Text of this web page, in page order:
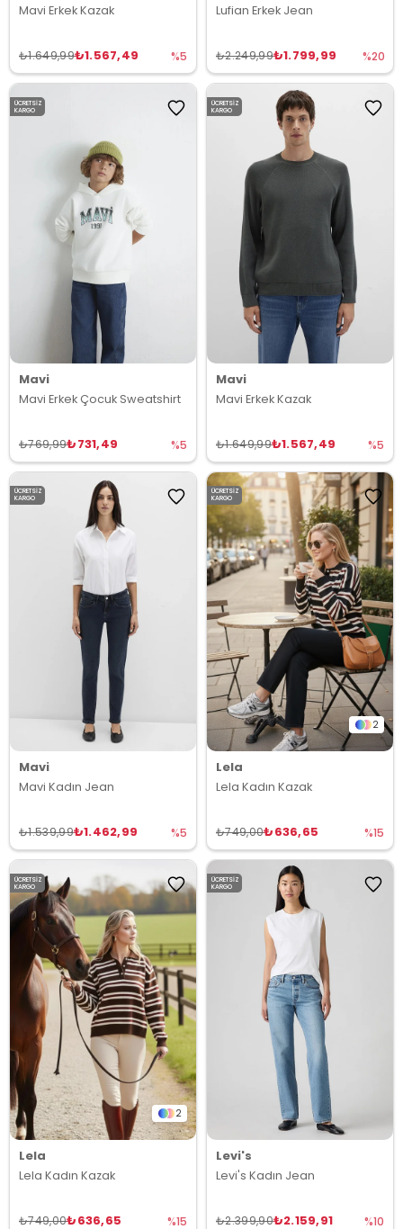
Mavi Erkek Kazak
₺1.567,49
₺1.649,99 %5
Lufian Erkek Jean
₺1.799,99
₺2.249,99 %20
Mavi
Mavi Erkek Çocuk Sweatshirt
₺731,49
₺769,99 %5
ÜCRETSIZ
KARGO
Mavi
Mavi Erkek Kazak
₺1.567,49
₺1.649,99 %5
ÜCRETSIZ
KARGO
Mavi
Mavi Kadın Jean
₺1.462,99
₺1.539,99 %5
ÜCRETSIZ
KARGO
2
Lela
Lela Kadın Kazak
₺636,65
₺749,00 %15
ÜCRETSIZ
KARGO
2
Lela
Lela Kadın Kazak
₺636,65
₺749,00 %15
ÜCRETSIZ
KARGO
Levi's
Levi's Kadın Jean
₺2.159,91
₺2.399,90 %10
ÜCRETSIZ
KARGO